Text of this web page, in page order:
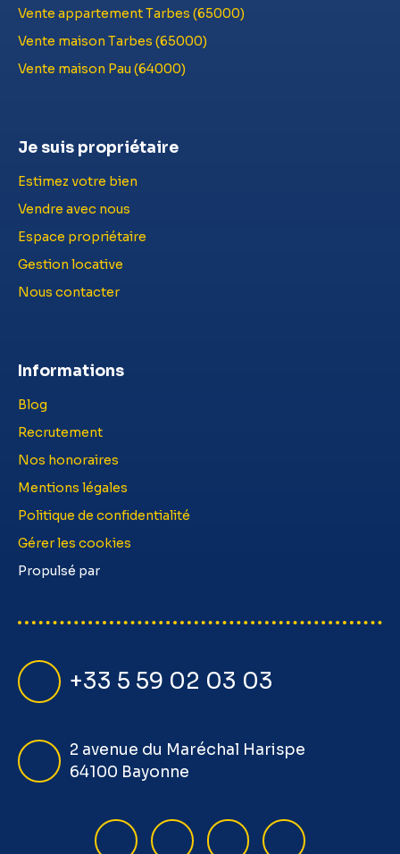
Vente appartement Tarbes (65000)
Vente maison Tarbes (65000)
Vente maison Pau (64000)
Je suis propriétaire
Estimez votre bien
Vendre avec nous
Espace propriétaire
Gestion locative
Nous contacter
Informations
Blog
Recrutement
Nos honoraires
Mentions légales
Politique de confidentialité
Gérer les cookies
Propulsé par
+33 5 59 02 03 03
2 avenue du Maréchal Harispe
64100 Bayonne